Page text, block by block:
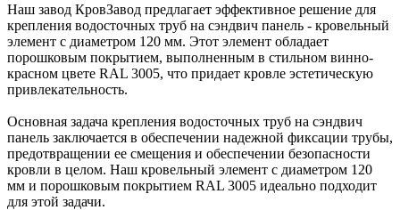
Наш завод КровЗавод предлагает эффективное решение для
крепления водосточных труб на сэндвич панель - кровельный
элемент с диаметром 120 мм. Этот элемент обладает
порошковым покрытием, выполненным в стильном винно-
красном цвете RAL 3005, что придает кровле эстетическую
привлекательность.
Основная задача крепления водосточных труб на сэндвич
панель заключается в обеспечении надежной фиксации трубы,
предотвращении ее смещения и обеспечении безопасности
кровли в целом. Наш кровельный элемент с диаметром 120
мм и порошковым покрытием RAL 3005 идеально подходит
для этой задачи.